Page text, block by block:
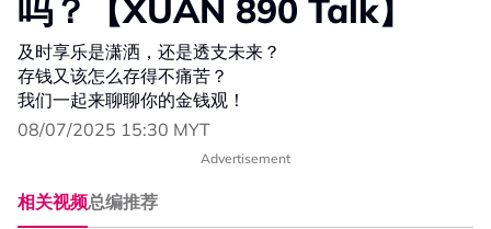
吗？【XUAN 890 Talk】
及时享乐是潇洒，还是透支未来？
存钱又该怎么存得不痛苦？
我们一起来聊聊你的金钱观！
08/07/2025 15:30 MYT
Advertisement
相关视频总编推荐